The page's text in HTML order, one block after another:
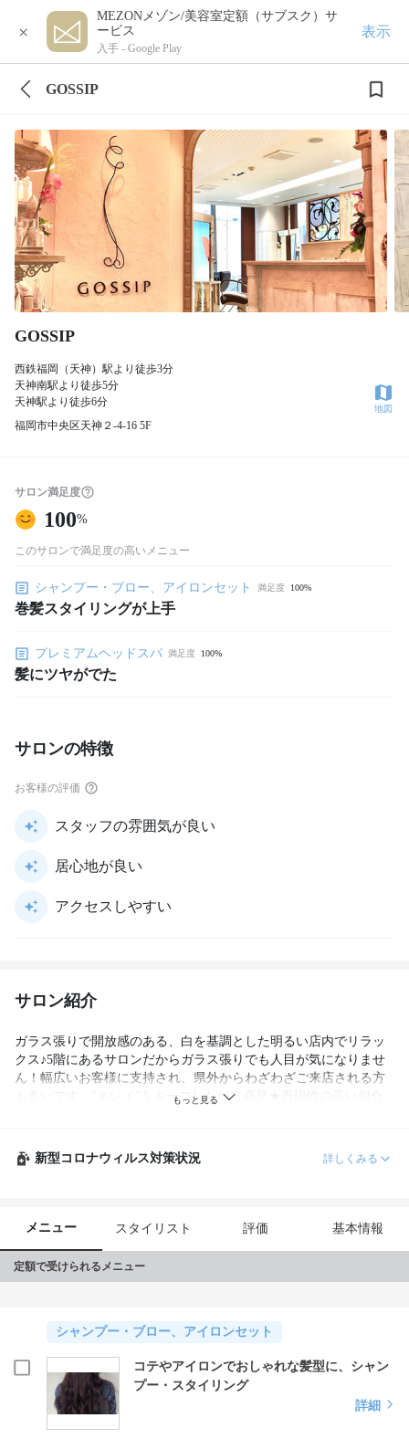
×
MEZONメゾン/美容室定額（サブスク）サ
ービス
入手 - Google Play
表示
GOSSIP
GOSSIP
西鉄福岡（天神）駅より徒歩3分
天神南駅より徒歩5分
天神駅より徒歩6分
福岡市中央区天神２-4-16 5F
地図
サロン満足度
100%
このサロンで満足度の高いメニュー
シャンプー・ブロー、アイロンセット 満足度 100%
巻髪スタイリングが上手
プレミアムヘッドスパ 満足度 100%
髪にツヤがでた
サロンの特徴
お客様の評価
スタッフの雰囲気が良い
居心地が良い
アクセスしやすい
サロン紹介
ガラス張りで開放感のある、白を基調とした明るい店内でリラッ
クス♪5階にあるサロンだからガラス張りでも人目が気になりませ
ん！幅広いお客様に支持され、県外からわざわざご来店される方
も多いです。”キレイ”をキープしたい方必見★再現性の高い似合
新型コロナウィルス対策状況 詳しくみる
メニュー スタイリスト 評価 基本情報
定額で受けられるメニュー
シャンプー・ブロー、アイロンセット
コテやアイロンでおしゃれな髪型に、シャン
プー・スタイリング
詳細